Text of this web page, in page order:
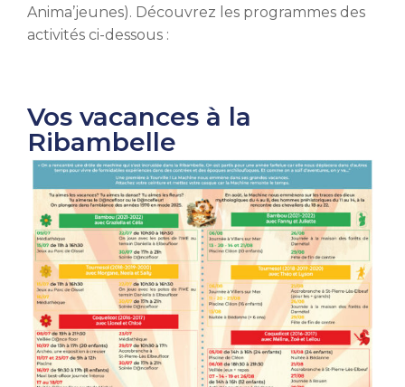
Anima’jeunes). Découvrez les programmes des
activités ci-dessous :
Vos vacances à la
Ribambelle